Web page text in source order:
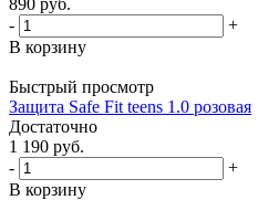
-
+
В корзину
Быстрый просмотр
Защита Safe Fit teens 1.0 розовая
Достаточно
1 190 руб.
-
+
В корзину